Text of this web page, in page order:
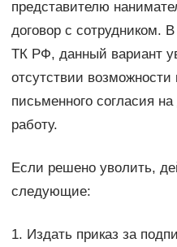
представителю
договор с сотрудником.
ТК РФ, данный вариант
отсутствии возможности
письменного согласия
работу.
Если решено уволить,
следующие:
1. Издать приказ за